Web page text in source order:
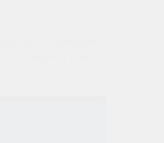
в стационаре.
позвоните нам и